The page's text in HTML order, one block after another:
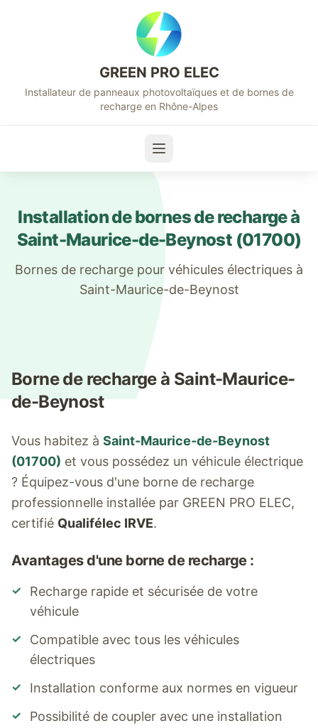
GREEN PRO ELEC
Installateur de panneaux photovoltaïques et de bornes de
recharge en Rhône-Alpes
Installation de bornes de recharge à
Saint-Maurice-de-Beynost (01700)
Bornes de recharge pour véhicules électriques à
Saint-Maurice-de-Beynost
Borne de recharge à Saint-Maurice-
de-Beynost
Vous habitez à Saint-Maurice-de-Beynost
(01700) et vous possédez un véhicule électrique
? Équipez-vous d'une borne de recharge
professionnelle installée par GREEN PRO ELEC,
certifié Qualifélec IRVE.
Avantages d'une borne de recharge :
✓
Recharge rapide et sécurisée de votre
véhicule
✓
Compatible avec tous les véhicules
électriques
✓ Installation conforme aux normes en vigueur
✓
Possibilité de coupler avec une installation